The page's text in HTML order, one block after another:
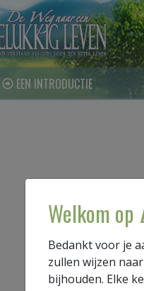
EEN INTRODUCTIE
Welkom op
Bedankt voor je
zullen wijzen
bijhouden. Elke
Je eerste stap is
boekje.
voorkomen:
Het